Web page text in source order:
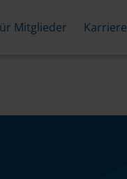
Mitglieder Karriere